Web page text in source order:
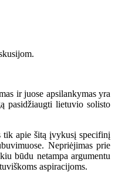
ir juose apsilankymas yra
pasidžiaugti lietuvio solisto
apie šitą įvykusį specifinį
Nepriėjimas prie
būdu netampa argumentu
aspiracijoms.